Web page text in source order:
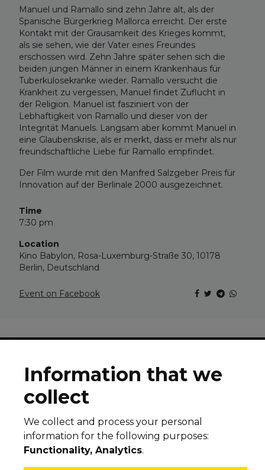
Manuel und Ramallo sind zehn Jahre alt, als der
Spanische Bürgerkrieg Mallorca erreicht. Der erste
Kontakt mit der Grausamkeit des Krieges kommt,
als sie sehen, wie der Vater eines Freundes
erschossen wird. Zehn Jahre später sehen sich die
beiden jungen Männer in einem Krankenhaus für
Tuberkulosekranke wieder. Ramallo versucht die
Krankheit zu vergessen, Manuel findet Zuflucht in
der Religion. Manuel ist fasziniert von der
Lebhaftigkeit von Ramallo und dieser von der
Integrität Manuels. Langsam aber kommt Manuel in
eine Glaubenskrise, als er merkt, dass er mehr als nur
freundschaftliche Liebe für Ramallo empfindet.
Der Film wurde mit den Manfred Salzgeber Preis für
Innovation auf der Berlinale 2000 ausgezeichnet.
Time
7:30 pm
Location
Kino Babylon, Rosa-Luxemburg-Straße 30, 10178
Berlin, Deutschland
Event on Facebook
© 2026 All rights reserved
Legal notice
Cookie Policy
Privacy Policy
Subscribe to our newsletter
Information that we
collect
We collect and process your personal
information for the following purposes:
Functionality, Analytics.